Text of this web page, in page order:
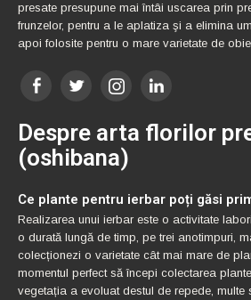
presate presupune mai întâi uscarea prin
frunzelor, pentru a le aplatiza şi a elimina
apoi folosite pentru o mare varietate de
Despre arta florilor
(oshibana)
Ce plante pentru ierbar poți găsi
Realizarea unui ierbar este o activitate
o durată lungă de timp, pe trei anotimpuri,
colecționezi o varietate cât mai mare de
momentul perfect să începi colectarea
vegetația a evoluat destul de repede, multe